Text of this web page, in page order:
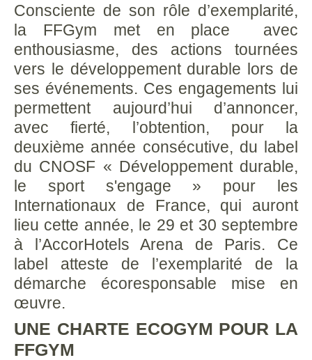
Consciente de son rôle d’exemplarité,
la FFGym met en place avec
enthousiasme, des actions tournées
vers le développement durable lors de
ses événements. Ces engagements lui
permettent aujourd’hui d’annoncer,
avec fierté, l’obtention, pour la
deuxième année consécutive, du label
du CNOSF « Développement durable,
le sport s'engage » pour les
Internationaux de France, qui auront
lieu cette année, le 29 et 30 septembre
à l’AccorHotels Arena de Paris. Ce
label atteste de l’exemplarité de la
démarche écoresponsable mise en
œuvre.
UNE CHARTE ECOGYM POUR LA
FFGYM